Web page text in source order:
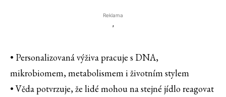
Reklama
'
• Personalizovaná výživa pracuje s DNA,
mikrobiomem, metabolismem i životním stylem
• Věda potvrzuje, že lidé mohou na stejné jídlo reagovat